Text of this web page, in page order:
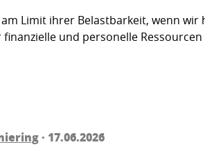
Limit ihrer Belastbarkeit, wenn
und personelle
· 17.06.2026